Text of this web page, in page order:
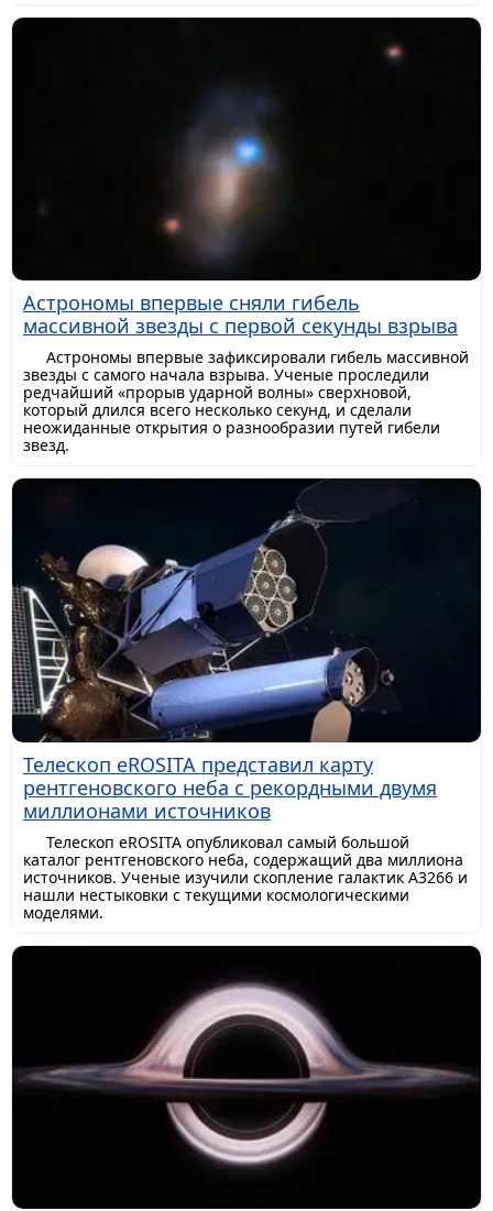
Астрономы впервые сняли гибель
массивной звезды с первой секунды взрыва
Астрономы впервые зафиксировали гибель массивной
звезды с самого начала взрыва. Ученые проследили
редчайший «прорыв ударной волны» сверхновой,
который длился всего несколько секунд, и сделали
неожиданные открытия о разнообразии путей гибели
звезд.
Телескоп eROSITA представил карту
рентгеновского неба с рекордными двумя
миллионами источников
Телескоп eROSITA опубликовал самый большой
каталог рентгеновского неба, содержащий два миллиона
источников. Ученые изучили скопление галактик A3266 и
нашли нестыковки с текущими космологическими
моделями.